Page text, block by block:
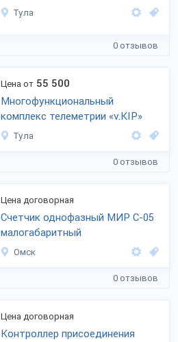
Тула
0 отзывов
Цена от 55 500
Многофункциональный
комплекс телеметрии «v.KIP»
Тула
0 отзывов
Цена договорная
Счетчик однофазный МИР С-05
малогабаритный
Омск
0 отзывов
Цена договорная
Контроллер присоединения